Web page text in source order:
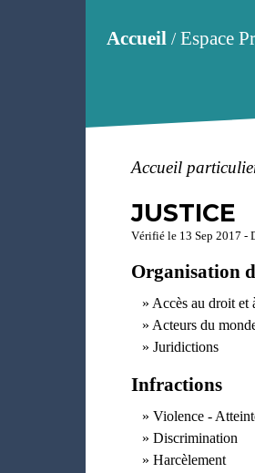
Accueil/Espace
Accueil
JUSTICE
Vérifié le 13 Sep 2017 -
Organisation
Accès au droit et
Acteurs du
Juridictions
Infractions
Violence -
Discrimination
Harcèlement